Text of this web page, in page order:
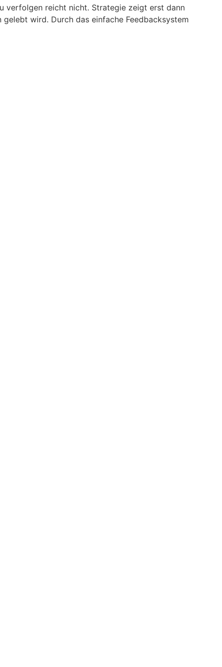
verfolgen reicht nicht. Strategie zeigt erst dann
wird. Durch das einfache Feedbacksystem